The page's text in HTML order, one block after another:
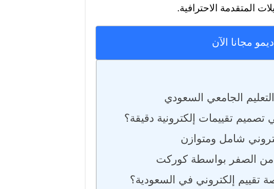
المتقدمة الاحترافية.
مجانا الآن
الجامعي السعودي
تقييمات إلكترونية دقيقة؟
شامل ومتوازن
من الصفر بواسطة كوركت
تقييم إلكتروني في السعودية؟